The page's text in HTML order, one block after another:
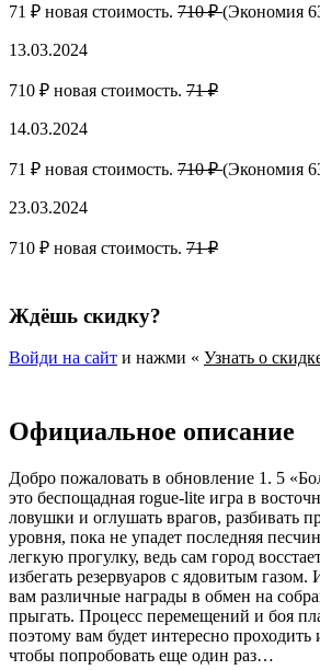
71 ₽ новая стоимость. 710 ₽(Экономия
13.03.2024
710 ₽ новая стоимость. 71 ₽
14.03.2024
71 ₽ новая стоимость. 710 ₽(Экономия
23.03.2024
710 ₽ новая стоимость. 71 ₽
Ждёшь скидку?
Войди на сайт и нажми « Узнать о
Официальное описание
Добро пожаловать в обновление 1. 5
это беспощадная rogue-lite игра в
ловушки и оглушать врагов, разбивать
уровня, пока не упадет последняя
легкую прогулку, ведь сам город
избегать резервуаров с ядовитым
вам различные награды в обмен на
прыгать. Процесс перемещений и боя
поэтому вам будет интересно
чтобы попробовать еще один раз…